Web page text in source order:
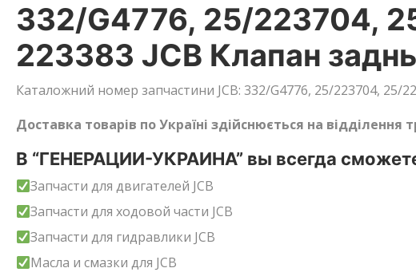
332/G4776, 25/223704,
223383 JCB Клапан
Каталожний номер запчастини JCB: 332/G4776, 25/223704, 25/
Доставка товарів по Україні здійснюється на відділення
В “ГЕНЕРАЦИИ-УКРАИНА” вы всегда
Запчасти для двигателей JCB
Запчасти для ходовой части JCB
Запчасти для гидравлики JCB
Масла и смазки для JCB